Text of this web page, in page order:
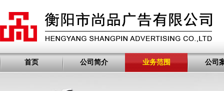
首页 公司简介 业务范围 公司